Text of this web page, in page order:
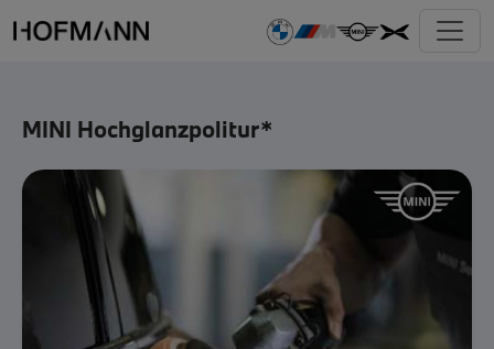
MINI Hochglanzpolitur*